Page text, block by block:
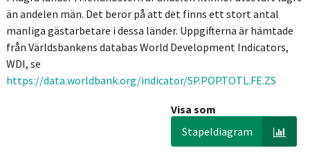
än andelen män. Det beror på att det finns ett stort antal
manliga gästarbetare i dessa länder. Uppgifterna är hämtade
från Världsbankens databas World Development Indicators,
WDI, se
https://data.worldbank.org/indicator/SP.POP.TOTL.FE.ZS
Visa som
Stapeldiagram